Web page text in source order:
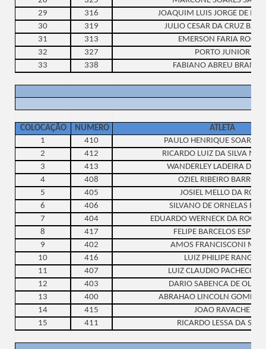
29
316
JOAQUIM LUIS JORGE DE
30
319
JULIO CESAR DA CRUZ
31
313
EMERSON FARIA ROCHA
32
327
PORTO JUNIOR
33
338 FABIANO ABREU
COLOCAÇÃO NUMERO
ATLETA
1
410
PAULO HENRIQUE SOARES
2
412
RICARDO LUIZ DA SILVA
3
413
WANDERLEY LADEIRA DA
4
408
OZIEL RIBEIRO BARROZO
5
405
JOSIEL MELLO DA ROSA
6
406
SILVANO DE ORNELAS
7
404
EDUARDO WERNECK DA
8
417
FELIPE BARCELOS
9
402
AMOS FRANCISCONI
10
416
LUIZ PHILIPE RANGEL
11
407
LUIZ CLAUDIO PACHECO
12
403
DARIO SABENCA DE
13
400
ABRAHAO LINCOLN GOMES
14
415
JOAO RAVACHE
15
411 RICARDO LESSA DA